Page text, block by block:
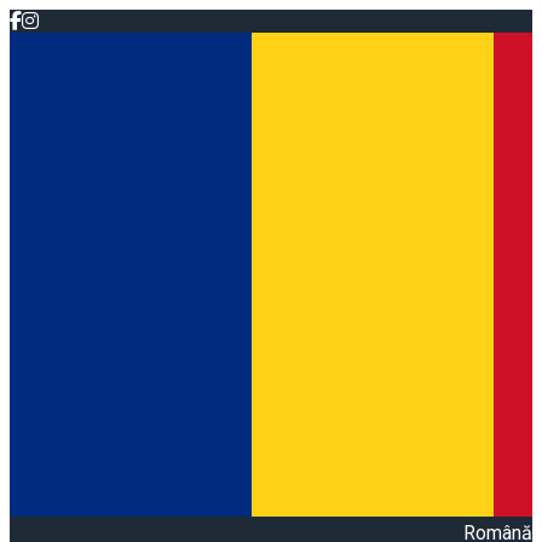
Română